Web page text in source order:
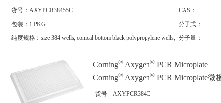
货号：AXYPCR38455C
CAS：
包装：1 PKG
分子式：
纯度规格：size 384 wells, conical bottom black polypropylene wells,
分子量：
Corning® Axygen® PCR Microplate
Corning® Axygen® PCR Microplate微
货号：AXYPCR384C